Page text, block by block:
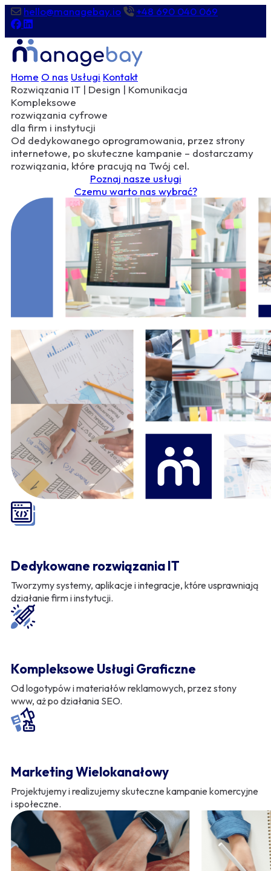
hello@managebay.io +48 690 040 069
Home O nas Usługi Kontakt
Rozwiązania IT | Design | Komunikacja
Kompleksowe
rozwiązania cyfrowe
dla firm i instytucji
Od dedykowanego oprogramowania, przez strony
internetowe, po skuteczne kampanie – dostarczamy
rozwiązania, które pracują na Twój cel.
Poznaj nasze usługi
Czemu warto nas wybrać?
Dedykowane rozwiązania IT
Tworzymy systemy, aplikacje i integracje, które usprawniają
działanie firm i instytucji.
Kompleksowe Usługi Graficzne
Od logotypów i materiałów reklamowych, przez stony
www, aż po działania SEO.
Marketing Wielokanałowy
Projektujemy i realizujemy skuteczne kampanie komercyjne
i społeczne.